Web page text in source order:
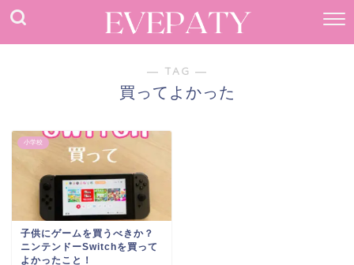
― TAG ―
買ってよかった
小学校
子供にゲームを買うべきか？
ニンテンドーSwitchを買って
よかったこと！